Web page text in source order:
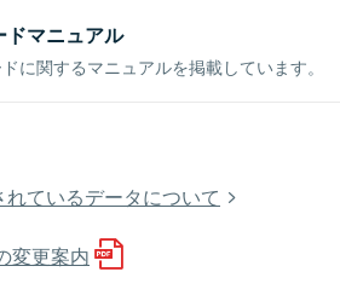
ドマニュアル
に関するマニュアルを掲載しています。
ているデータについて
変更案内